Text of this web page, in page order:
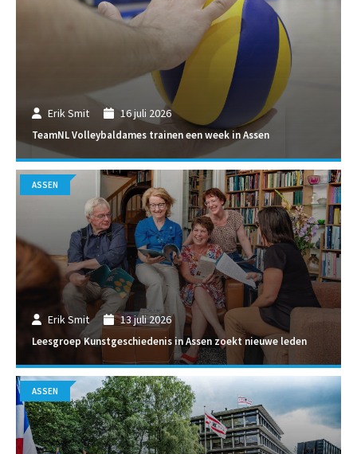
Erik Smit 16 juli 2026
TeamNL Volleybaldames trainen een week in Assen
Erik Smit 13 juli 2026
Leesgroep Kunstgeschiedenis in Assen zoekt nieuwe leden
ASSEN
ASSEN